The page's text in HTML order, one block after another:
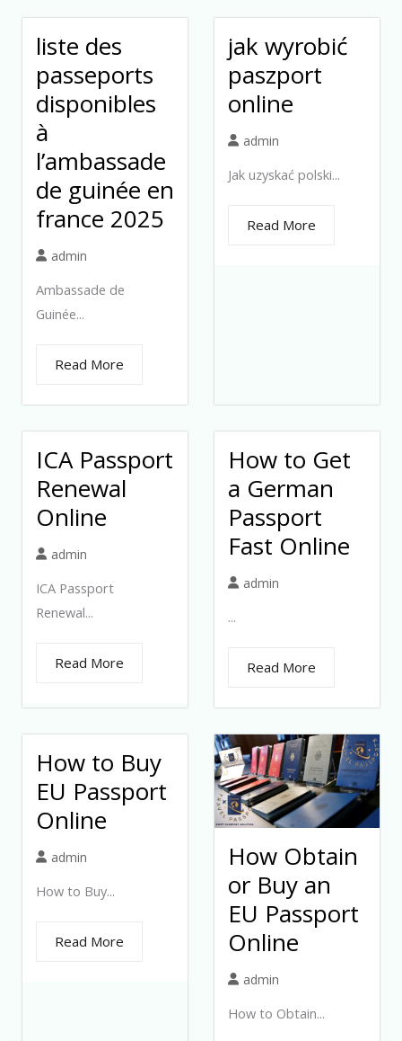
liste des
passeports
disponibles
à
l’ambassade
de guinée en
france 2025
admin
Ambassade de
Guinée...
Read More
jak wyrobić
paszport
online
admin
Jak uzyskać polski...
Read More
ICA Passport
Renewal
Online
admin
ICA Passport
Renewal...
Read More
How to Get
a German
Passport
Fast Online
admin
...
Read More
How to Buy
EU Passport
Online
admin
How to Buy...
Read More
How Obtain
or Buy an
EU Passport
Online
admin
How to Obtain...